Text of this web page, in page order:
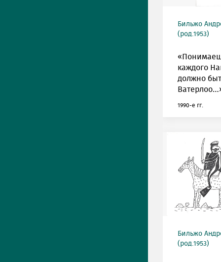
Бильжо
(род.1953)
каждого
должно
1990-е гг.
Бильжо
(род.1953)